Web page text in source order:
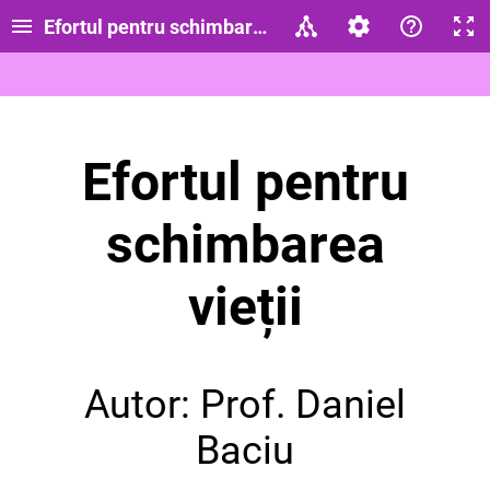
Efortul pentru schimbarea vieții_Religie-clasa a
Efortul pentru
schimbarea
vieții
Autor: Prof. Daniel
Baciu